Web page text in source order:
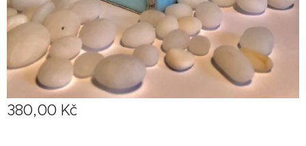
380,00 Kč